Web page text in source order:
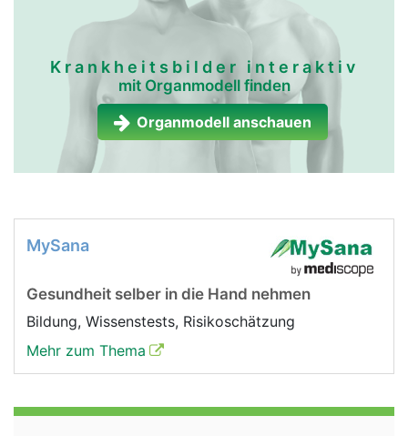
Krankheitsbilder interaktiv
mit Organmodell finden
Organmodell anschauen
MySana
Gesundheit selber in die Hand nehmen
Bildung, Wissenstests, Risikoschätzung
Mehr zum Thema